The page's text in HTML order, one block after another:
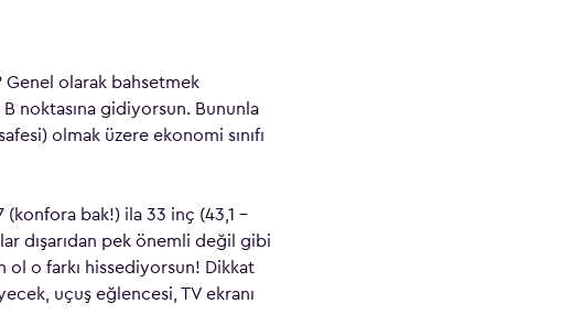
Genel olarak bahsetmek
noktasına gidiyorsun. Bununla
olmak üzere ekonomi sınıfı
(konfora bak!) ila 33 inç (43,1 –
dışarıdan pek önemli değil gibi
ol o farkı hissediyorsun! Dikkat
uçuş eğlencesi, TV ekranı